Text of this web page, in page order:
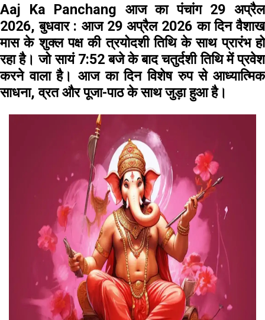
Aaj Ka Panchang आज का पंचांग 29 अप्रैल
2026, बुधवार : आज 29 अप्रैल 2026 का दिन वैशाख
मास के शुक्ल पक्ष की त्रयोदशी तिथि के साथ प्रारंभ हो
रहा है। जो सायं 7:52 बजे के बाद चतुर्दशी तिथि में प्रवेश
करने वाला है। आज का दिन विशेष रुप से आध्यात्मिक
साधना, व्रत और पूजा-पाठ के साथ जुड़ा हुआ है।